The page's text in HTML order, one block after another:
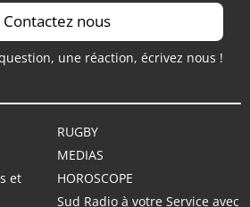
Contactez nous
une réaction, écrivez nous !
RUGBY
MEDIAS
et
HOROSCOPE
Sud Radio à votre Service avec